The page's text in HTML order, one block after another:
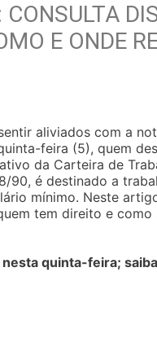
E ONDE
aliviados com a
feira (5), quem
da Carteira de
90, é destinado a
mínimo. Neste
tem direito e
quinta-feira;